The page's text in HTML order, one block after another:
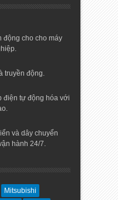
động cho cho máy
truyền động.
điện tự động hóa với
và dây chuyển
hành 24/7.
Mitsubishi